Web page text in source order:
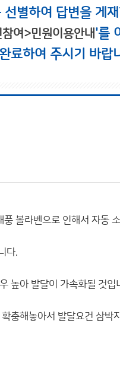
별하여 답변을 게
여>민원이용안내'를
료하여 주시기 바랍
볼라벤으로 인해서 자동
다.
높아 발달이 가속화될 것입
충해놓아서 발달요건 삼